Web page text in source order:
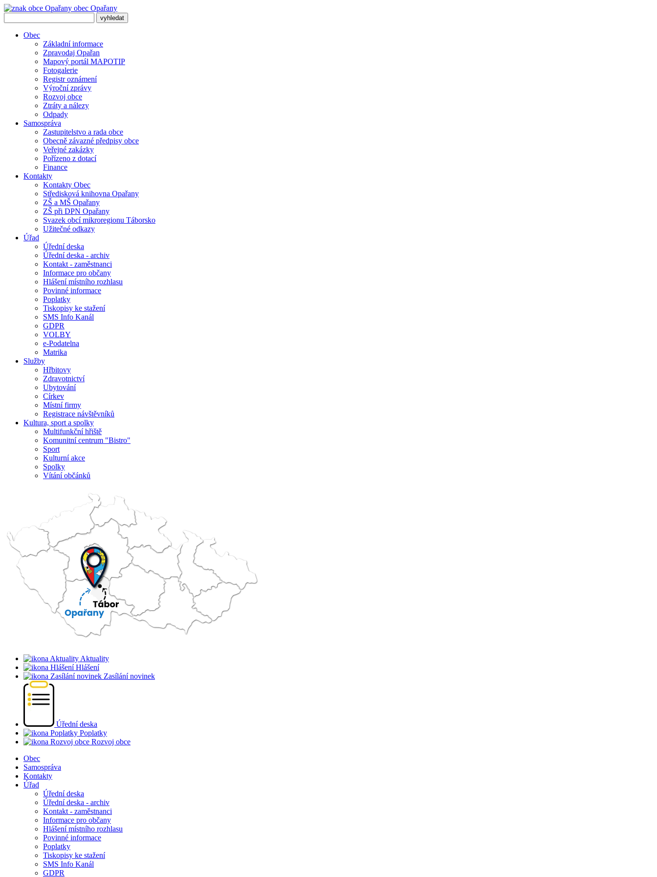
obec Opařany
Obec
Základní informace
Zpravodaj Opařan
Mapový portál MAPOTIP
Fotogalerie
Registr oznámení
Výroční zprávy
Rozvoj obce
Ztráty a nálezy
Odpady
Samospráva
Zastupitelstvo a rada obce
Obecně závazné předpisy obce
Veřejné zakázky
Pořízeno z dotací
Finance
Kontakty
Kontakty Obec
Středisková knihovna Opařany
ZŠ a MŠ Opařany
ZŠ při DPN Opařany
Svazek obcí mikroregionu Táborsko
Užitečné odkazy
Úřad
Úřední deska
Úřední deska - archiv
Kontakt - zaměstnanci
Informace pro občany
Hlášení místního rozhlasu
Povinné informace
Poplatky
Tiskopisy ke stažení
SMS Info Kanál
GDPR
VOLBY
e-Podatelna
Matrika
Služby
Hřbitovy
Zdravotnictví
Ubytování
Církev
Místní firmy
Registrace návštěvníků
Kultura, sport a spolky
Multifunkční hřiště
Komunitní centrum "Bistro"
Sport
Kulturní akce
Spolky
Vítání občánků
Aktuality
Hlášení
Zasílání novinek
Úřední deska
Poplatky
Rozvoj obce
Obec
Samospráva
Kontakty
Úřad
Úřední deska
Úřední deska - archiv
Kontakt - zaměstnanci
Informace pro občany
Hlášení místního rozhlasu
Povinné informace
Poplatky
Tiskopisy ke stažení
SMS Info Kanál
GDPR